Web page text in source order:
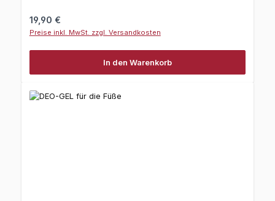
Regulärer Preis:
19,90 €
Preise inkl. MwSt. zzgl. Versandkosten
In den Warenkorb